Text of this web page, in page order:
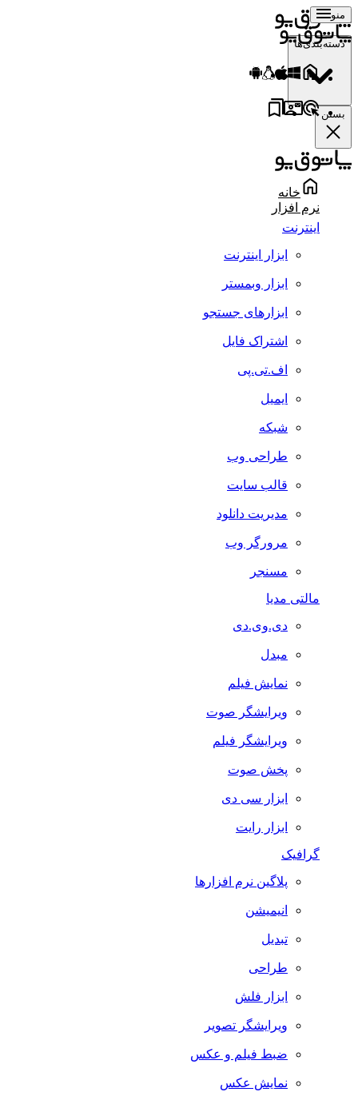
منو
دسته‌بندی‌ها
بستن
خانه
نرم افزار
اینترنت
ابزار اینترنت
ابزار وبمستر
ابزارهای جستجو
اشتراک فایل
اف.تی.پی
ایمیل
شبکه
طراحی وب
قالب سایت
مدیریت دانلود
مرورگر وب
مسنجر
مالتی مدیا
دی.وی.دی
مبدل
نمایش فیلم
ویرایشگر صوت
ویرایشگر فیلم
پخش صوت
ابزار سی دی
ابزار رایت
گرافیک
پلاگین نرم افزارها
انیمیشن
تبدیل
طراحی
ابزار فلش
ویرایشگر تصویر
ضبط فيلم و عكس
نمایش عکس